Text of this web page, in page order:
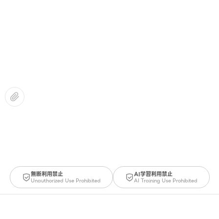
無断利用禁止
Unauthorized Use Prohibited
AI学習利用禁止
AI Training Use Prohibited